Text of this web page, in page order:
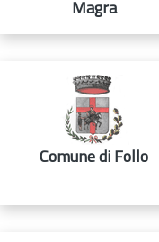
Magra
Comune di Follo